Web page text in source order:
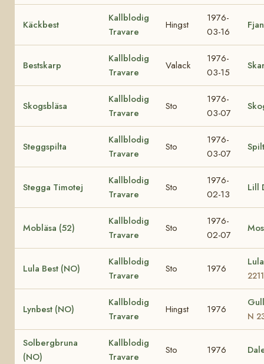
Käckbest
Kallblodig
Travare
Hingst
1976-
03-16
Bestskarp
Kallblodig
Travare
Valack
1976-
03-15
Skogsbläsa
Kallblodig
Travare
Sto
1976-
03-07
Steggspilta
Kallblodig
Travare
Sto
1976-
03-07
Stegga Timotej
Kallblodig
Travare
Sto
1976-
02-13
Lill
Mobläsa (52)
Kallblodig
Travare
Sto
1976-
02-07
Lula Best (NO)
Kallblodig
Travare
Sto 1976
Lynbest (NO)
Kallblodig
Travare
Hingst 1976
N
Solbergbruna
(NO)
Kallblodig
Travare
Sto 1976